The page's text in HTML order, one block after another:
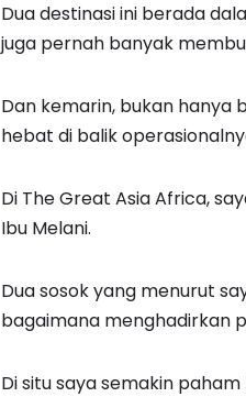
Dua destinasi ini berada
juga pernah banyak
Dan kemarin, bukan hanya
hebat di balik
Di The Great Asia Africa,
Ibu Melani.
Dua sosok yang menurut
bagaimana menghadirkan
Di situ saya semakin